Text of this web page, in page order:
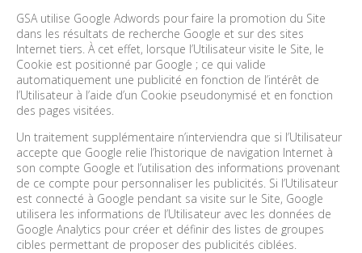
GSA utilise Google Adwords pour faire la promotion du Site
dans les résultats de recherche Google et sur des sites
Internet tiers. À cet effet, lorsque l’Utilisateur visite le Site, le
Cookie est positionné par Google ; ce qui valide
automatiquement une publicité en fonction de l’intérêt de
l’Utilisateur à l’aide d’un Cookie pseudonymisé et en fonction
des pages visitées.
Un traitement supplémentaire n’interviendra que si l’Utilisateur
accepte que Google relie l’historique de navigation Internet à
son compte Google et l’utilisation des informations provenant
de ce compte pour personnaliser les publicités. Si l’Utilisateur
est connecté à Google pendant sa visite sur le Site, Google
utilisera les informations de l’Utilisateur avec les données de
Google Analytics pour créer et définir des listes de groupes
cibles permettant de proposer des publicités ciblées.